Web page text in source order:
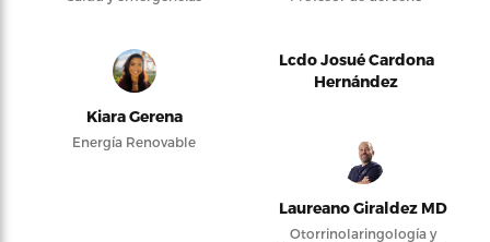
Kiara Gerena
Energía Renovable
Lcdo Josué Cardona
Hernández
Laureano Giraldez MD
Otorrinolaringología y